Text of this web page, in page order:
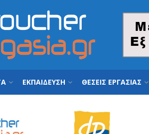
ΕΚΠΑΙΔΕΥΣΗ ΘΕΣΕΙΣ ΕΡΓΑΣΙΑΣ